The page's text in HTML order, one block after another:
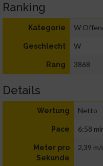
Ranking
Kategorie W
Geschlecht W
Rang 3868
Details
Wertung Netto
Pace 6:58
Meter pro
Sekunde
2,39 m/